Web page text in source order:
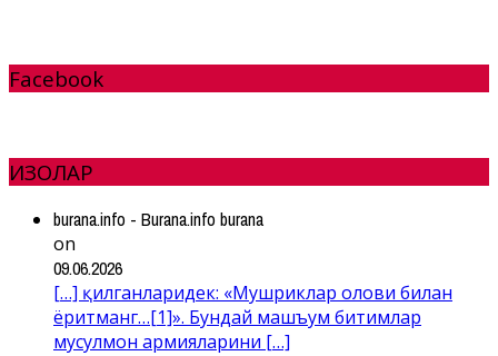
Facebook
ИЗОҲЛАР
burana.info - Burana.info burana
on
09.06.2026
[…] қилганларидек: «Мушриклар олови билан
ёритманг…[1]». Бундай машъум битимлар
мусулмон армияларини […]